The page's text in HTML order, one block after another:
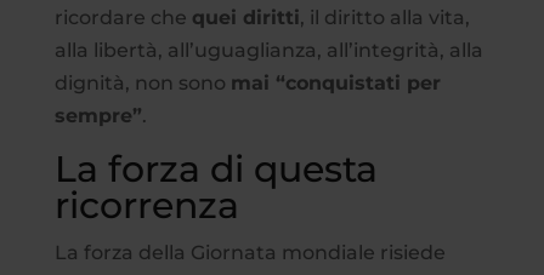
ricordare che quei diritti, il diritto alla vita,
alla libertà, all’uguaglianza, all’integrità, alla
dignità, non sono mai “conquistati per
sempre”.
La forza di questa
ricorrenza
La forza della Giornata mondiale risiede